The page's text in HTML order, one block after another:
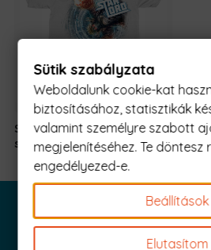
Star Lord
swirl
7.990Ft
Original
price
was:
7.990 Ft.
7.490FtCurrent
is:
7.490 Ft.
-tól
Sütik szabályzata
Weboldalunk cookie-kat
biztosításához, statisztikák
valamint személyre szabott
megjelenítéséhez. Te döntesz
engedélyezed-e.
Beállítások
Elutasítom